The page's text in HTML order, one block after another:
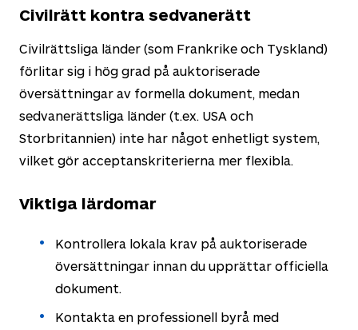
Civilrätt kontra sedvanerätt
Civilrättsliga länder (som Frankrike och Tyskland)
förlitar sig i hög grad på auktoriserade
översättningar av formella dokument, medan
sedvanerättsliga länder (t.ex. USA och
Storbritannien) inte har något enhetligt system,
vilket gör acceptanskriterierna mer flexibla.
Viktiga lärdomar
Kontrollera lokala krav på auktoriserade
översättningar innan du upprättar officiella
dokument.
Kontakta en professionell byrå med